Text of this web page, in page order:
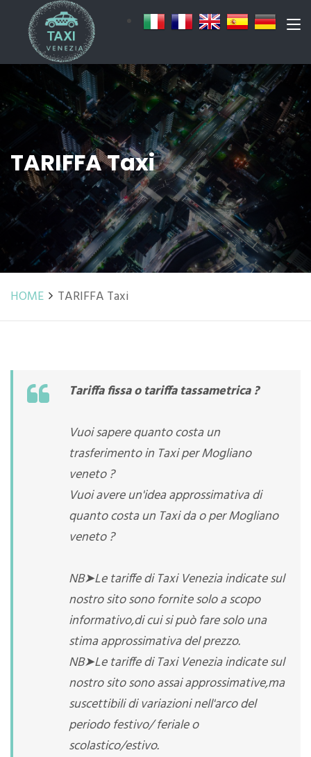
TARIFFA Taxi
HOME TARIFFA Taxi
Tariffa fissa o tariffa tassametrica ?
Vuoi sapere quanto costa un
trasferimento in Taxi per Mogliano
veneto ?
Vuoi avere un'idea approssimativa di
quanto costa un Taxi da o per Mogliano
veneto ?
NB➤Le tariffe di Taxi Venezia indicate sul
nostro sito sono fornite solo a scopo
informativo,di cui si può fare solo una
stima approssimativa del prezzo.
NB➤Le tariffe di Taxi Venezia indicate sul
nostro sito sono assai approssimative,ma
suscettibili di variazioni nell'arco del
periodo festivo/ feriale o
scolastico/estivo.